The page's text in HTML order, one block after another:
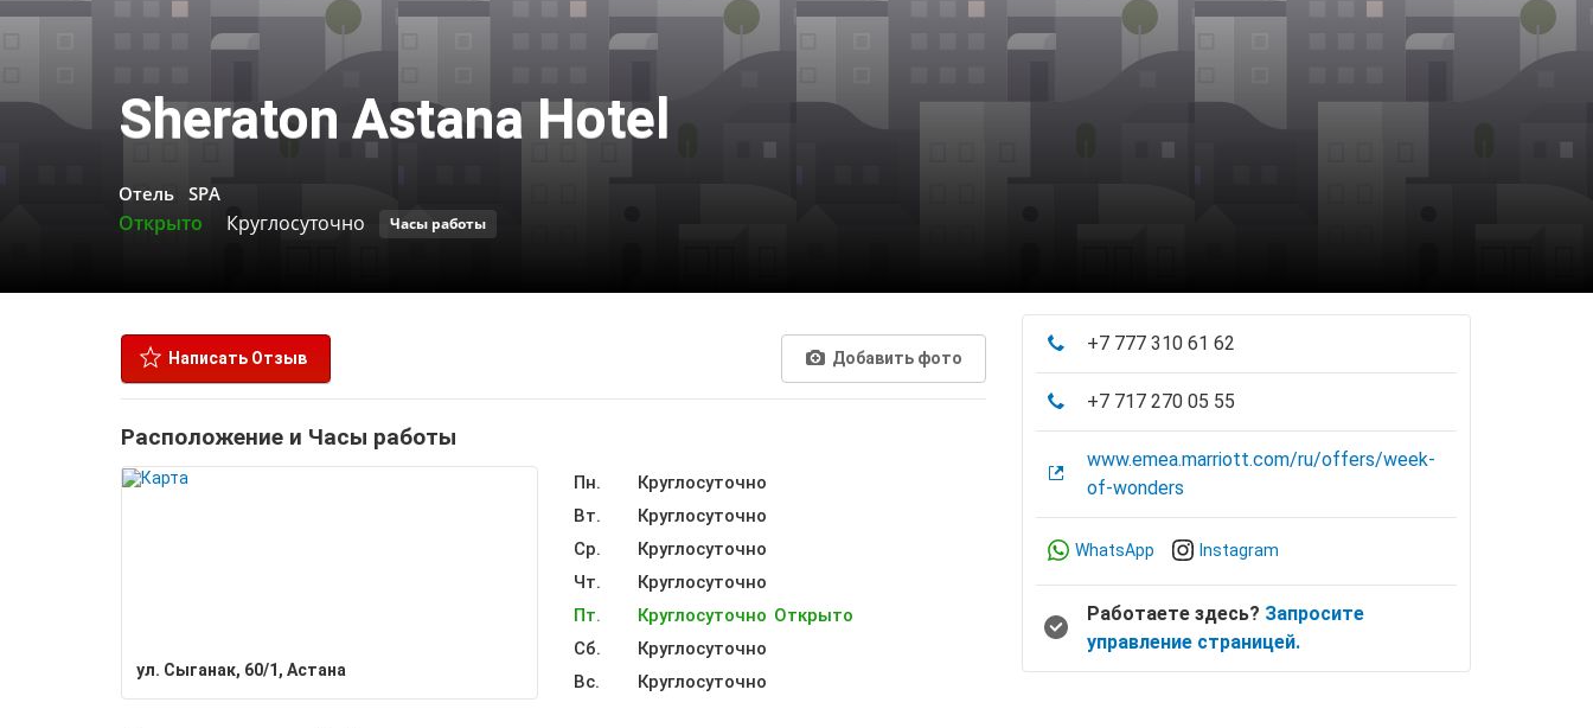
Sheraton Astana Hotel
Отель SPA
Открыто Круглосуточно Часы работы
Написать Отзыв Добавить фото
Расположение и Часы работы
ул. Сыганак, 60/1, Астана
Пн.
Круглосуточно
Вт.
Круглосуточно
Ср.
Круглосуточно
Чт.
Круглосуточно
Пт.
Круглосуточно Открыто
Сб.
Круглосуточно
Вс.
Круглосуточно
+7 777 310 61 62
+7 717 270 05 55
www.emea.marriott.com/ru/offers/week-
of-wonders
WhatsApp Instagram
Работаете здесь? Запросите
управление страницей.